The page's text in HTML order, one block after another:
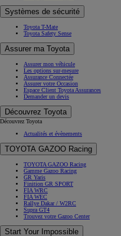
Systèmes de sécurité
Toyota T-Mate
Toyota Safety Sense
Assurer ma Toyota
Assurer mon véhicule
Les options sur-mesure
Assurance Connectée
Assurer votre Occasion
Espace Client Toyota Assurances
Demander un devis
Découvrez Toyota
Découvrez Toyota
Actualités et évènements
TOYOTA GAZOO Racing
TOYOTA GAZOO Racing
Gamme Gazoo Racing
GR Yaris
Finition GR SPORT
FIA WRC
FIA WEC
Rallye Dakar / W2RC
Supra GT4
Trouvez votre Gazoo Center
Start Your Impossible